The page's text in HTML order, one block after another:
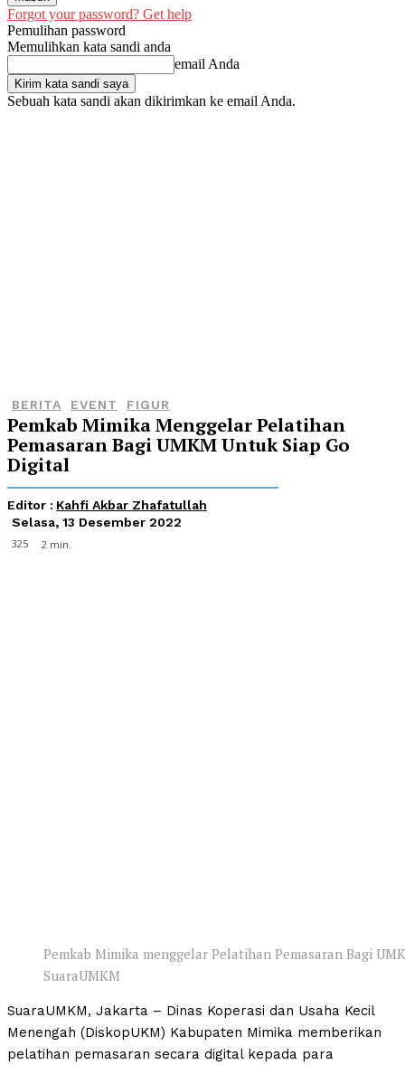
Forgot your password? Get help
Pemulihan password
Memulihkan kata sandi anda
email Anda
Sebuah kata sandi akan dikirimkan ke email Anda.
BERITA EVENT FIGUR
Pemkab Mimika Menggelar Pelatihan
Pemasaran Bagi UMKM Untuk Siap Go
Digital
Editor : Kahfi Akbar Zhafatullah
Selasa, 13 Desember 2022
325 2 min.
Pemkab Mimika menggelar Pelatihan Pemasaran Bagi
SuaraUMKM
SuaraUMKM, Jakarta – Dinas Koperasi dan Usaha Kecil
Menengah (DiskopUKM) Kabupaten Mimika memberikan
pelatihan pemasaran secara digital kepada para